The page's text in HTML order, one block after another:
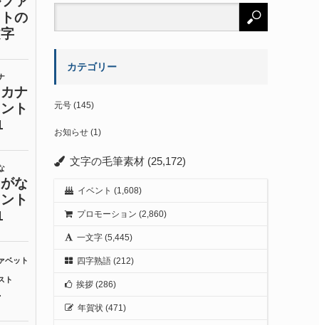
カテゴリー
元号 (145)
お知らせ (1)
文字の毛筆素材 (25,172)
イベント (1,608)
プロモーション (2,860)
一文字 (5,445)
四字熟語 (212)
挨拶 (286)
年賀状 (471)